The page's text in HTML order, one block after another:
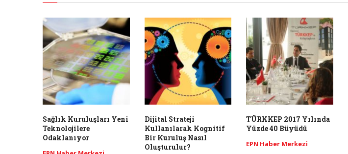
Sağlık Kuruluşları Yeni
Teknolojilere
Odaklanıyor
Dijital Strateji
Kullanılarak Kognitif
Bir Kuruluş Nasıl
Oluşturulur?
TÜRKKEP 2017 Yılında
Yüzde 40 Büyüdü
EPN Haber Merkezi